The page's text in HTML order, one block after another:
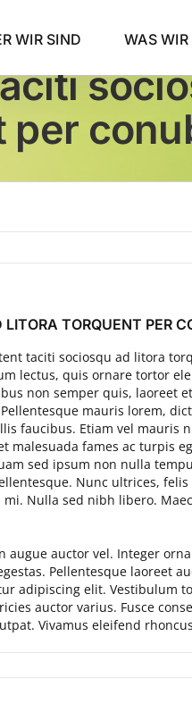
WIR SIND WAS
per
TORQUENT PER
taciti sociosqu ad litora
lectus, quis ornare tortor
non semper quis, laoreet
mauris lorem,
faucibus. Etiam vel mauris
malesuada fames ac turpis
sed ipsum non nulla
Nunc ultrices,
Nulla sed nibh libero.
augue auctor vel. Integer
Pellentesque laoreet
adipiscing elit. Vestibulum
auctor varius. Fusce
Vivamus eleifend